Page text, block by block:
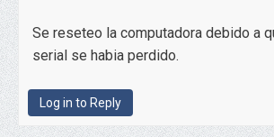
Se reseteo la computadora debido a
serial se habia perdido.
Log in to Reply